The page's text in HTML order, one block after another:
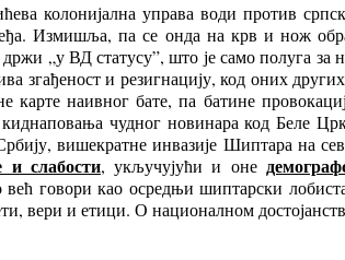
колонијална управа води против
Измишља, па се онда на крв и нож
„у ВД статусу”, што је само полуга за
и резигнацију, код оних
наивног бате, па батине
чудног новинара код Беле
вишекратне инвазије Шиптара
и слабости, укључујући и оне
говори као осредњи шиптарски
вери и етици. О националном